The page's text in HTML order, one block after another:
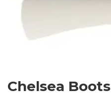
Chelsea Boots